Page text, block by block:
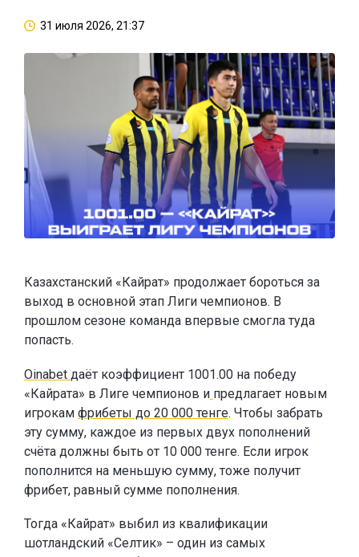
31 июля 2026, 21:37
Казахстанский «Кайрат» продолжает бороться за
выход в основной этап Лиги чемпионов. В
прошлом сезоне команда впервые смогла туда
попасть.
Oinabet даёт коэффициент 1001.00 на победу
«Кайрата» в Лиге чемпионов и предлагает новым
игрокам фрибеты до 20 000 тенге. Чтобы забрать
эту сумму, каждое из первых двух пополнений
счёта должны быть от 10 000 тенге. Если игрок
пополнится на меньшую сумму, тоже получит
фрибет, равный сумме пополнения.
Тогда «Кайрат» выбил из квалификации
шотландский «Селтик» – один из самых